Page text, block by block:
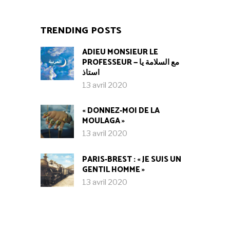
TRENDING POSTS
ADIEU MONSIEUR LE
PROFESSEUR — مع السلامة يا
استاذ
13 avril 2020
« DONNEZ-MOI DE LA
MOULAGA »
13 avril 2020
PARIS-BREST : « JE SUIS UN
GENTIL HOMME »
13 avril 2020